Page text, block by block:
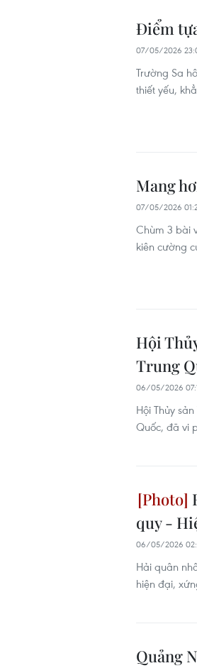
Điểm
07/05/2026
Trường Sa
thiết yếu,
Mang
07/05/2026
Chùm 3 bài
kiên cường
Hội
Trung
06/05/2026
Hội Thủy
Quốc, đã vi
quy -
06/05/2026
Hải quân
hiện đại,
Quảng